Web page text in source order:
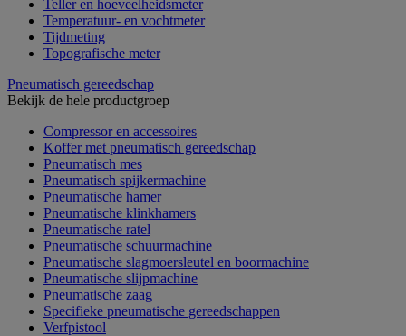
Teller en hoeveelheidsmeter
Temperatuur- en vochtmeter
Tijdmeting
Topografische meter
Pneumatisch gereedschap
Bekijk de hele productgroep
Compressor en accessoires
Koffer met pneumatisch gereedschap
Pneumatisch mes
Pneumatisch spijkermachine
Pneumatische hamer
Pneumatische klinkhamers
Pneumatische ratel
Pneumatische schuurmachine
Pneumatische slagmoersleutel en boormachine
Pneumatische slijpmachine
Pneumatische zaag
Specifieke pneumatische gereedschappen
Verfpistool